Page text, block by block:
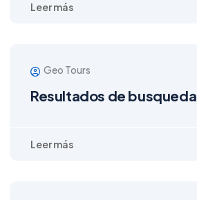
Leer más
Geo Tours
Resultados de busqueda
Leer más